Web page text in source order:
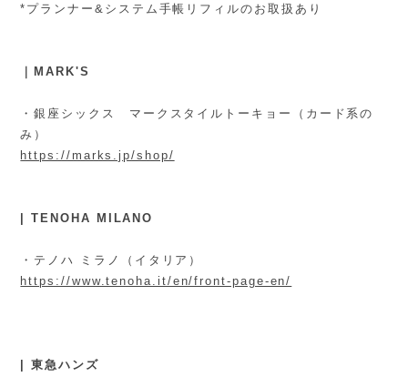
*プランナー&システム手帳リフィルのお取扱あり
｜MARK'S
・銀座シックス マークスタイルトーキョー（カード系の
み）
https://marks.jp/shop/
| TENOHA MILANO
・テノハ ミラノ（イタリア）
https://www.tenoha.it/en/front-page-en/
| 東急ハンズ